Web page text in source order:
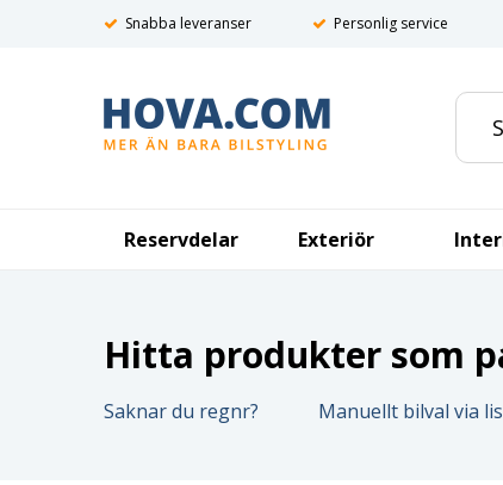
Snabba leveranser Personlig service
Reservdelar Exteriör
Hitta produkter som
Saknar du regnr? Manuellt bilval via